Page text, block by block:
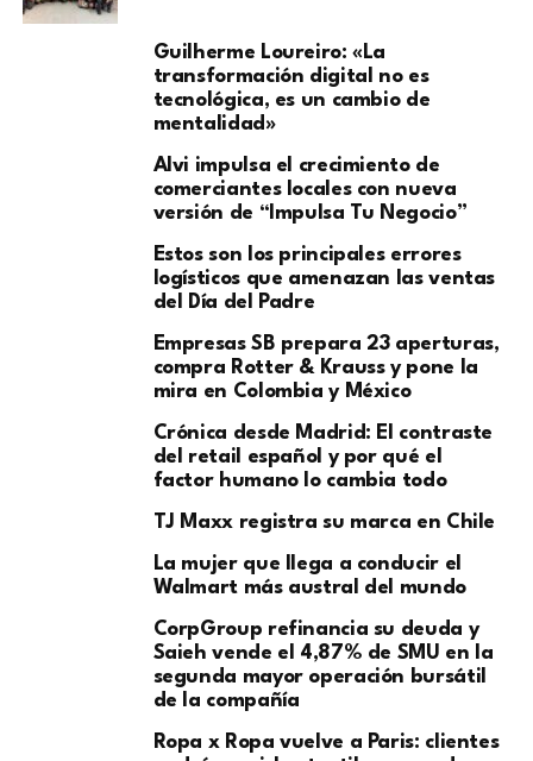
Guilherme Loureiro: «La
transformación digital no es
tecnológica, es un cambio de
mentalidad»
Alvi impulsa el crecimiento de
comerciantes locales con nueva
versión de “Impulsa Tu Negocio”
Estos son los principales errores
logísticos que amenazan las ventas
del Día del Padre
Empresas SB prepara 23 aperturas,
compra Rotter & Krauss y pone la
mira en Colombia y México
​Crónica desde Madrid: El contraste
del retail español y por qué el
factor humano lo cambia todo
TJ Maxx registra su marca en Chile
La mujer que llega a conducir el
Walmart más austral del mundo
CorpGroup refinancia su deuda y
Saieh vende el 4,87% de SMU en la
segunda mayor operación bursátil
de la compañía
Ropa x Ropa vuelve a Paris: clientes